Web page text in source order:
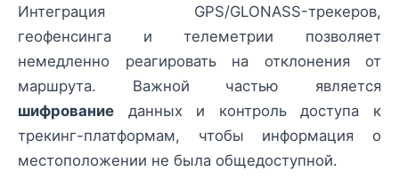
Интеграция GPS/GLONASS-трекеров,
геофенсинга и телеметрии позволяет
немедленно реагировать на отклонения от
маршрута. Важной частью является
шифрование данных и контроль доступа к
трекинг-платформам, чтобы информация о
местоположении не была общедоступной.